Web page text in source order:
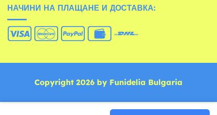
НАЧИНИ НА ПЛАЩАНЕ И ДОСТАВКА:
Copyright 2026 by Funidelia Bulgaria